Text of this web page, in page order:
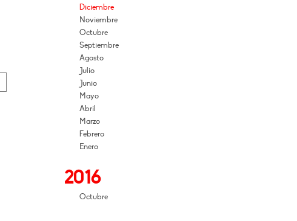
Diciembre
Noviembre
Octubre
Septiembre
Agosto
Julio
Junio
Mayo
Abril
Marzo
Febrero
Enero
2016
Octubre